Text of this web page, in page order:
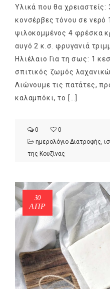
Υλικά που θα
κονσέρβες τόνου σε
ψιλοκομμένος 4 φρέσκα
αυγό 2 κ.σ. φρυγανιά
Ηλιέλαιο Για τη σως: 1
σπιτικός ζωμός
Λιώνουμε τις πατάτες,
καλαμπόκι, το […]
0
0
ημερολόγιο Διατροφής,
της Κουζίνας
30
ΑΠΡ